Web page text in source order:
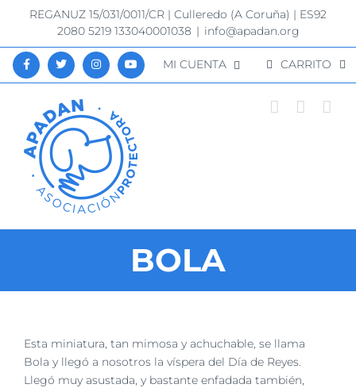
Saltar
contenido
REGANUZ 15/031/0011/CR | Culleredo (A Coruña) | ES92
2080 5219 133040001038 | info@apadan.org
MI CUENTA CARRITO
BOLA
Ver
imagen
más
Esta miniatura, tan mimosa y achuchable, se llama
Bola y llegó a nosotros la víspera del Día de Reyes.
Llegó muy asustada, y bastante enfadada también,